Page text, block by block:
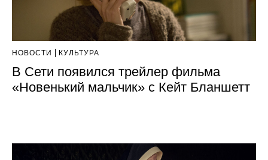
НОВОСТИ КУЛЬТУРА
В Сети появился трейлер фильма
«Новенький мальчик» с Кейт Бланшетт